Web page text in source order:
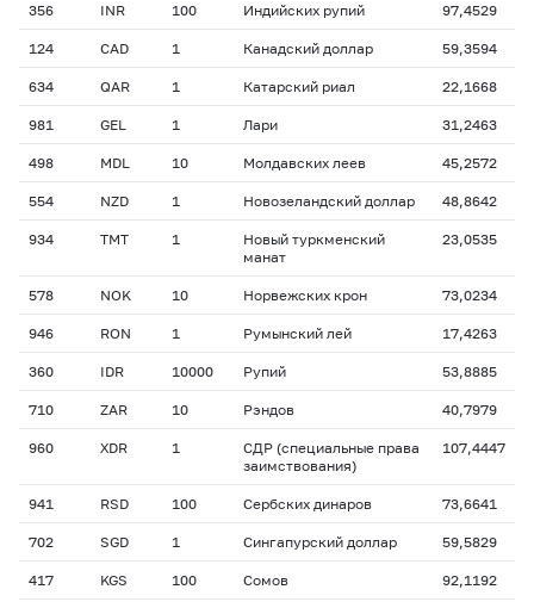
356 INR 100 Индийских рупий 97,4529
124 CAD 1 Канадский доллар 59,3594
634 QAR 1 Катарский риал 22,1668
981 GEL 1 Лари 31,2463
498 MDL 10 Молдавских леев 45,2572
554 NZD 1 Новозеландский доллар 48,8642
934 TMT 1
Новый туркменский
манат
23,0535
578 NOK 10 Норвежских крон 73,0234
946 RON 1 Румынский лей 17,4263
360 IDR 10000 Рупий 53,8885
710 ZAR 10 Рэндов 40,7979
960 XDR 1
СДР (специальные права
заимствования)
107,4447
941 RSD 100 Сербских динаров 73,6641
702 SGD 1 Сингапурский доллар 59,5829
417 KGS 100 Сомов 92,1192